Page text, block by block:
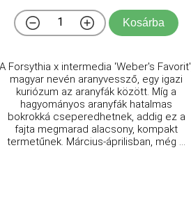
Kosárba
A Forsythia x intermedia 'Weber's Favorit',
magyar nevén aranyvessző, egy igazi
kuriózum az aranyfák között. Míg a
hagyományos aranyfák hatalmas
bokrokká cseperedhetnek, addig ez a
fajta megmarad alacsony, kompakt
termetűnek. Március-áprilisban, még ...